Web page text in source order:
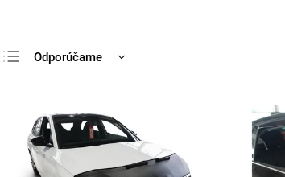
Odporúčame
Najpredávanejšie
Abecedne